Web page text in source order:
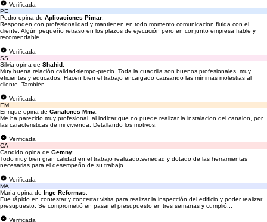
Verificada
PE
Pedro opina de Aplicaciones Pimar:
Responden con profesionalidad y mantienen en todo momento comunicacion fluida con el
cliente. Algún pequeño retraso en los plazos de ejecución pero en conjunto empresa fiable y
recomendable.
Verificada
SS
Silvia opina de Shahid:
Muy buena relación calidad-tiempo-precio. Toda la cuadrilla son buenos profesionales, muy
eficientes y educados. Hacen bien el trabajo encargado causando las mínimas molestias al
cliente. También...
Verificada
EM
Enrique opina de Canalones Mma:
Me ha parecido muy profesional, al indicar que no puede realizar la instalacion del canalon, por
las caracteristicas de mi vivienda. Detallando los motivos.
Verificada
CA
Candido opina de Gemny:
Todo muy bien gran calidad en el trabajo realizado,seriedad y dotado de las herramientas
necesarias para el desempeño de su trabajo
Verificada
MA
María opina de Inge Reformas:
Fue rápido en contestar y concertar visita para realizar la inspección del edificio y poder realizar
presupuesto. Se comprometió en pasar el presupuesto en tres semanas y cumplió...
Verificada